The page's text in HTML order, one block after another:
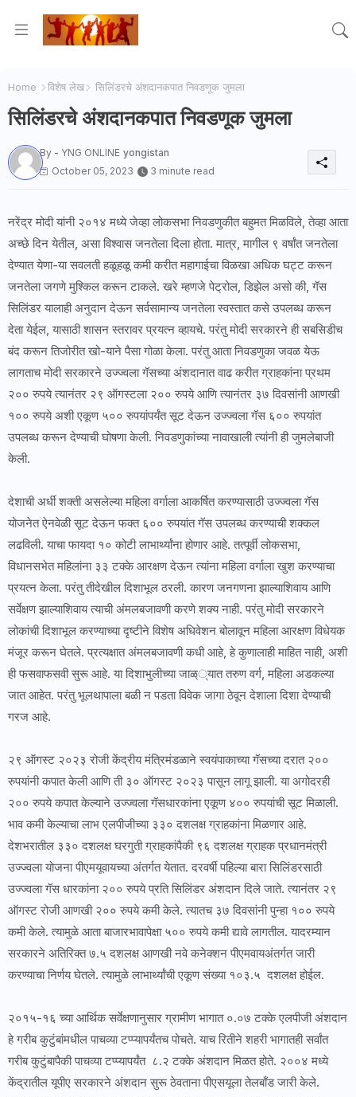
Home विशेष लेख सिलिंडरचे अंशदानकपात निवडणूक जुमला
सिलिंडरचे अंशदानकपात निवडणूक जुमला
By - YNG ONLINE yongistan
October 05, 2023
3 minute read
नरेंद्र मोदी यांनी २०१४ मध्ये जेव्हा लोकसभा निवडणुकीत बहुमत मिळविले, तेव्हा आता
अच्छे दिन येतील, असा विश्वास जनतेला दिला होता. मात्र, मागील ९ वर्षांत जनतेला
देण्यात येणा-या सवलती हळूहळू कमी करीत महागाईचा विळखा अधिक घट्ट करून
जनतेला जगणे मुश्किल करून टाकले. खरे म्हणजे पेट्रोल, डिझेल असो की, गॅस
सिलिंडर यालाही अनुदान देऊन सर्वसामान्य जनतेला स्वस्तात कसे उपलब्ध करून
देता येईल, यासाठी शासन स्तरावर प्रयत्न व्हायचे. परंतु मोदी सरकारने ही सबसिडीच
बंद करून तिजोरीत खो-याने पैसा गोळा केला. परंतु आता निवडणुका जवळ येऊ
लागताच मोदी सरकारने उज्ज्वला गॅसच्या अंशदानात वाढ करीत ग्राहकांना प्रथम
२०० रुपये त्यानंतर २९ ऑगस्टला २०० रुपये आणि त्यानंतर ३७ दिवसांनी आणखी
१०० रुपये अशी एकूण ५०० रुपयांपर्यंत सूट देऊन उज्ज्वला गॅस ६०० रुपयांत
उपलब्ध करून देण्याची घोषणा केली. निवडणुकांच्या नावाखाली त्यांनी ही जुमलेबाजी
केली.
देशाची अर्धी शक्ती असलेल्या महिला वर्गाला आकर्षित करण्यासाठी उज्ज्वला गॅस
योजनेत ऐनवेळी सूट देऊन फक्त ६०० रुपयांत गॅस उपलब्ध करण्याची शक्कल
लढविली. याचा फायदा १० कोटी लाभार्थ्यांना होणार आहे. तत्पूर्वी लोकसभा,
विधानसभेत महिलांना ३३ टक्के आरक्षण देऊन त्यांना महिला वर्गाला खुश करण्याचा
प्रयत्न केला. परंतु तीदेखील दिशाभूल ठरली. कारण जनगणना झाल्याशिवाय आणि
सर्वेक्षण झाल्याशिवाय त्याची अंमलबजावणी करणे शक्य नाही. परंतु मोदी सरकारने
लोकांची दिशाभूल करण्याच्या दृष्टीने विशेष अधिवेशन बोलावून महिला आरक्षण विधेयक
मंजूर करून घेतले. प्रत्यक्षात अंमलबजावणी कधी आहे, हे कुणालाही माहित नाही, अशी
ही फसवाफसवी सुरू आहे. या दिशाभुलीच्या जाळ््यात तरुण वर्ग, महिला अडकल्या
जात आहेत. परंतु भूलथापाला बळी न पडता विवेक जागा ठेवून देशाला दिशा देण्याची
गरज आहे.
२९ ऑगस्ट २०२३ रोजी केंद्रीय मंत्रिमंडळाने स्वयंपाकाच्या गॅसच्या दरात २००
रुपयांनी कपात केली आणि ती ३० ऑगस्ट २०२३ पासून लागू झाली. या अगोदरही
२०० रुपये कपात केल्याने उज्ज्वला गॅसधारकांना एकूण ४०० रुपयांची सूट मिळाली.
भाव कमी केल्याचा लाभ एलपीजीच्या ३३० दशलक्ष ग्राहकांना मिळणार आहे.
देशभरातील ३३० दशलक्ष घरगुती ग्राहकांपैकी ९६ दशलक्ष ग्राहक प्रधानमंत्री
उज्ज्वला योजना पीएमयूवायच्या अंतर्गत येतात. दरवर्षी पहिल्या बारा सिलिंडरसाठी
उज्ज्वला गॅस धारकांना २०० रुपये प्रति सिलिंडर अंशदान दिले जाते. त्यानंतर २९
ऑगस्ट रोजी आणखी २०० रुपये कमी केले. त्यातच ३७ दिवसांनी पुन्हा १०० रुपये
कमी केले. त्यामुळे आता बाजारभावापेक्षा ५०० रुपये कमी द्यावे लागतील. यादरम्यान
सरकारने अतिरिक्त ७.५ दशलक्ष आणखी नवे कनेक्शन पीएमवायअंतर्गत जारी
करण्याचा निर्णय घेतले. त्यामुळे लाभार्थ्यांची एकूण संख्या १०३.५ दशलक्ष होईल.
२०१५-१६ च्या आर्थिक सर्वेक्षणानुसार ग्रामीण भागात ०.०७ टक्के एलपीजी अंशदान
हे गरीब कुटुंबांमधील पाचव्या टप्प्यापर्यंतच पोचते. याच रितीने शहरी भागातही सर्वांत
गरीब कुटुंबापैकी पाचव्या टप्प्यापर्यंत ८.२ टक्के अंशदान मिळत होते. २००४ मध्ये
केंद्रातील यूपीए सरकारने अंशदान सुरू ठेवताना पीएसयूला तेलबाँड जारी केले.